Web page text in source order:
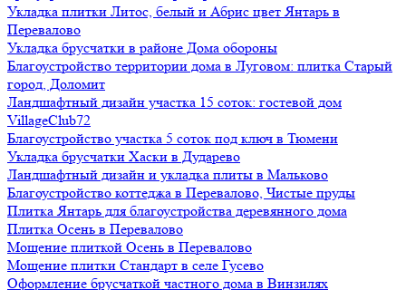
Укладка плитки Литос, белый и Абрис цвет Янтарь в
Перевалово
Укладка брусчатки в районе Дома обороны
Благоустройство территории дома в Луговом: плитка Старый
город, Доломит
Ландшафтный дизайн участка 15 соток: гостевой дом
VillageClub72
Благоустройство участка 5 соток под ключ в Тюмени
Укладка брусчатки Хаски в Дударево
Ландшафтный дизайн и укладка плиты в Мальково
Благоустройство коттеджа в Перевалово, Чистые пруды
Плитка Янтарь для благоустройства деревянного дома
Плитка Осень в Перевалово
Мощение плиткой Осень в Перевалово
Мощение плитки Стандарт в селе Гусево
Оформление брусчаткой частного дома в Винзилях